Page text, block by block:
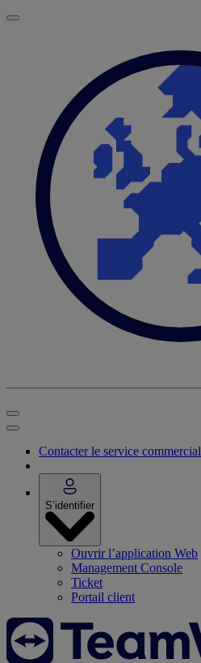
Contacter le service commercial
S’identifier
Ouvrir l’application Web
Management Console
Ticket
Portail client